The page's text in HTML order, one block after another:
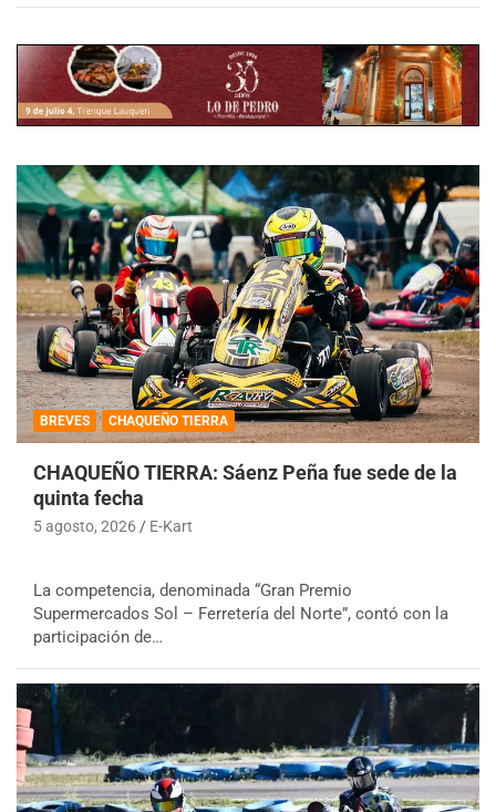
BREVES CHAQUEÑO TIERRA
CHAQUEÑO TIERRA: Sáenz Peña fue sede de la
quinta fecha
5 agosto, 2026 E-Kart
La competencia, denominada “Gran Premio
Supermercados Sol – Ferretería del Norte”, contó con la
participación de…